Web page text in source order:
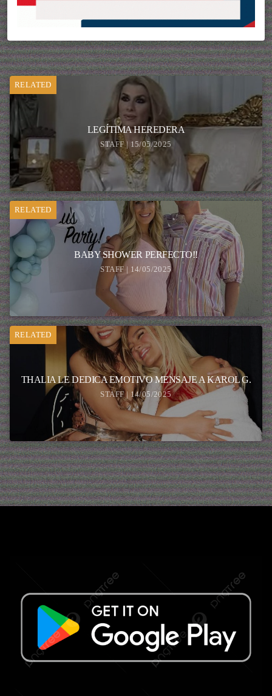
RELATED
LEGÍTIMA HEREDERA
STAFF | 15/05/2025
RELATED
BABY SHOWER PERFECTO!!
STAFF | 14/05/2025
RELATED
THALIA LE DEDICA EMOTIVO MENSAJE A KAROL G.
STAFF | 14/05/2025